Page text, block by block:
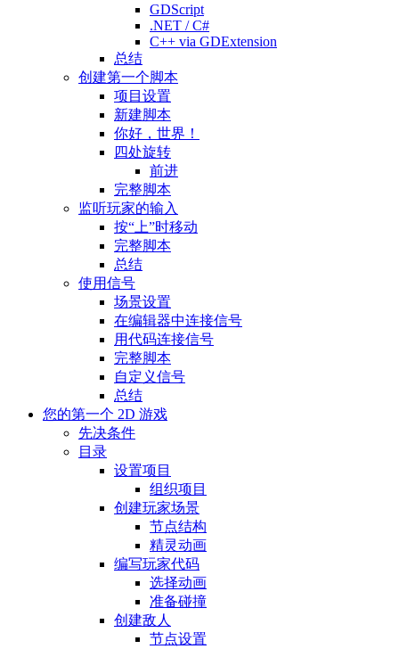
GDScript
.NET / C#
C++ via GDExtension
总结
创建第一个脚本
项目设置
新建脚本
你好，世界！
四处旋转
前进
完整脚本
监听玩家的输入
按“上”时移动
完整脚本
总结
使用信号
场景设置
在编辑器中连接信号
用代码连接信号
完整脚本
自定义信号
总结
您的第一个 2D 游戏
先决条件
目录
设置项目
组织项目
创建玩家场景
节点结构
精灵动画
编写玩家代码
选择动画
准备碰撞
创建敌人
节点设置